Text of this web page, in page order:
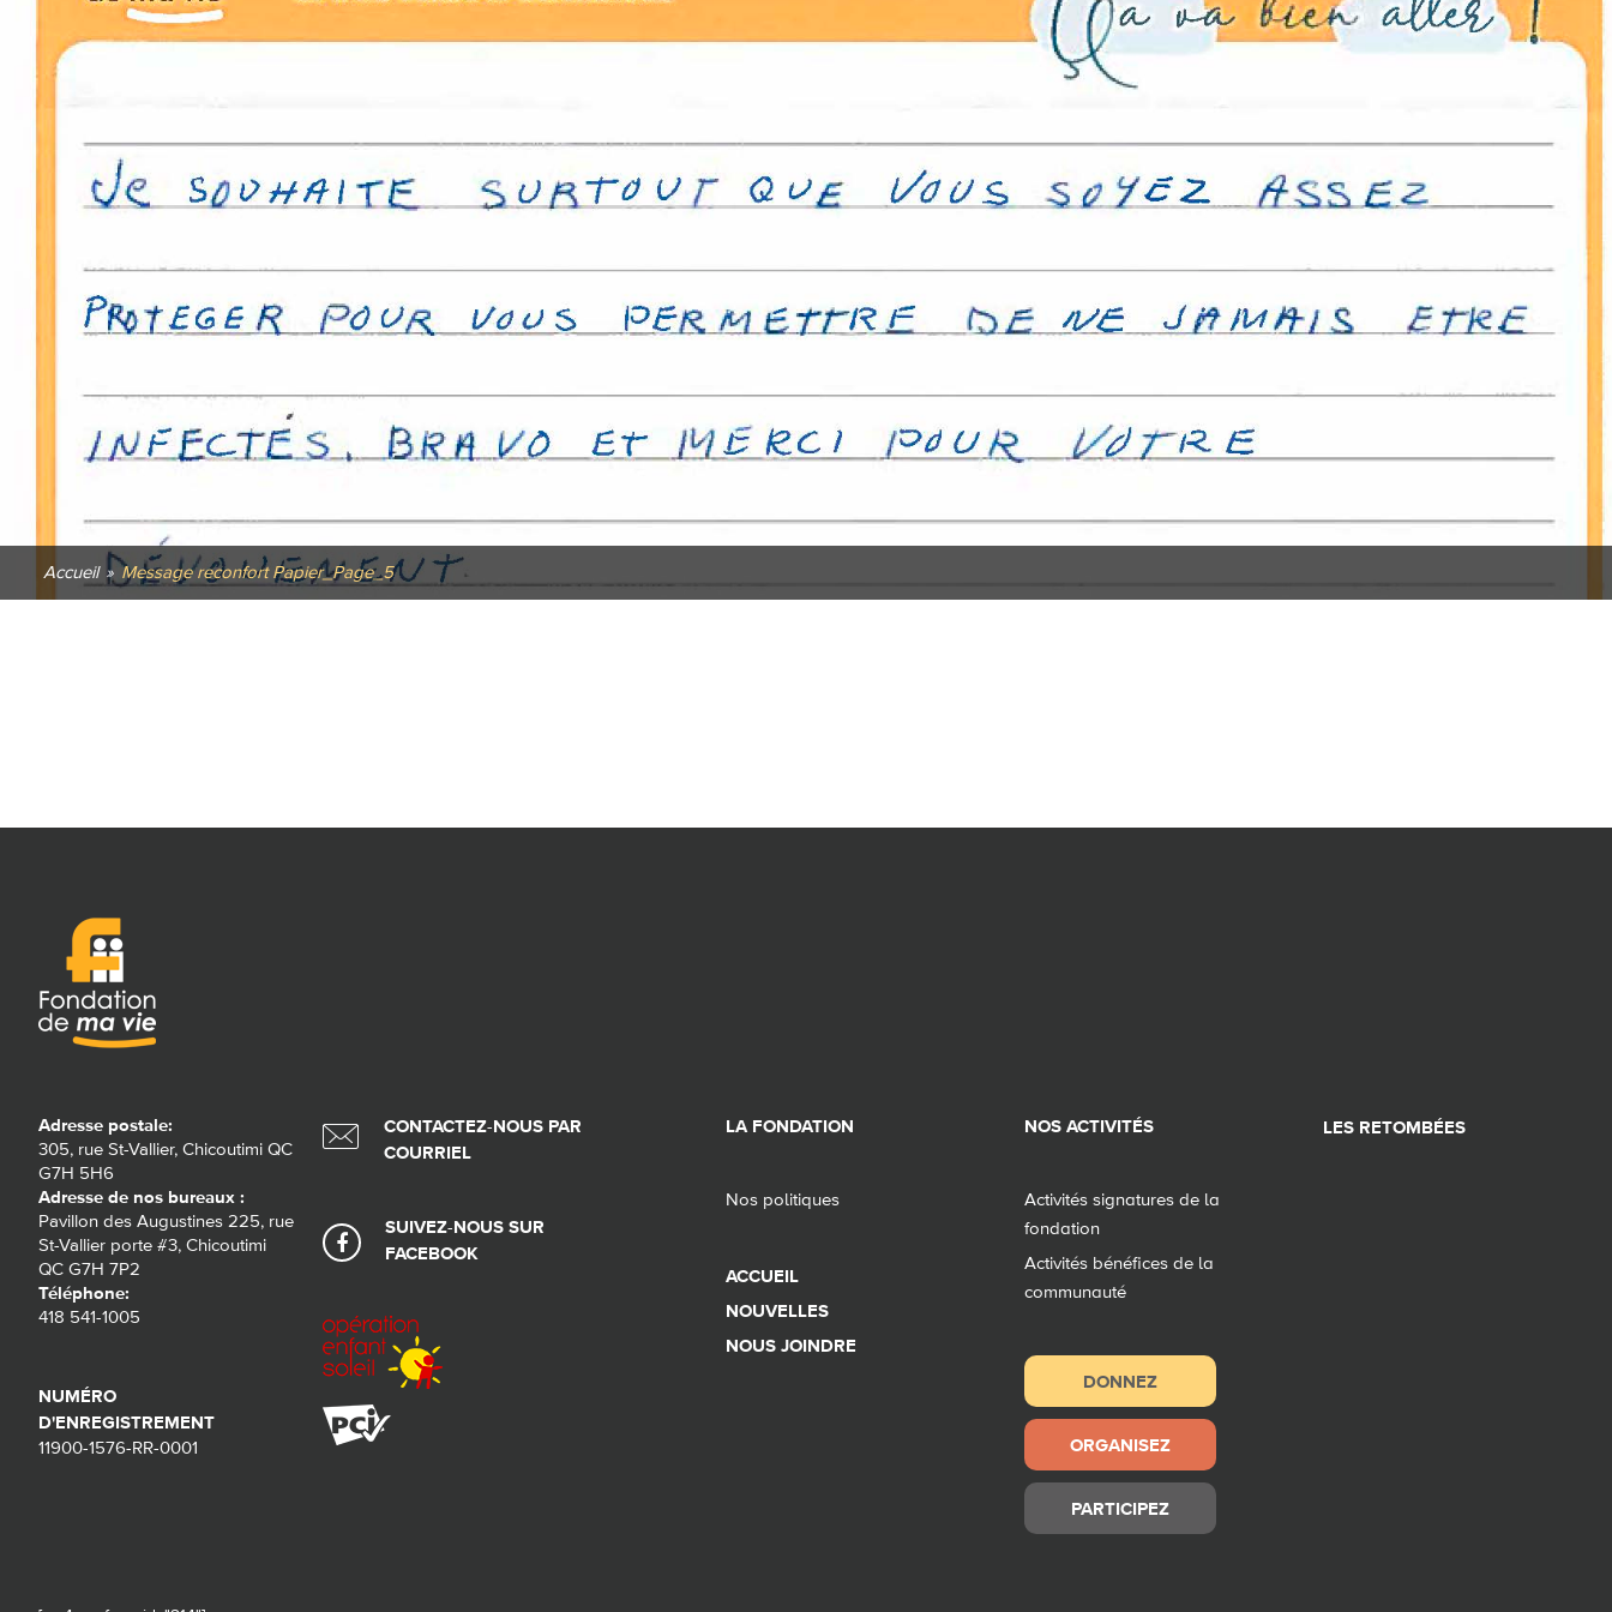
Accueil » Message reconfort Papier_Page_5
Adresse postale:
305, rue St-Vallier, Chicoutimi QC
G7H 5H6
Adresse de nos bureaux :
Pavillon des Augustines 225, rue
St-Vallier porte #3, Chicoutimi
QC G7H 7P2
Téléphone:
418 541-1005
NUMÉRO
D'ENREGISTREMENT
11900-1576-RR-0001
CONTACTEZ-NOUS PAR
COURRIEL
SUIVEZ-NOUS SUR
FACEBOOK
LA FONDATION
Nos politiques
ACCUEIL
NOUVELLES
NOUS JOINDRE
NOS ACTIVITÉS
Activités signatures de la
fondation
Activités bénéfices de la
communauté
DONNEZ
ORGANISEZ
PARTICIPEZ
LES RETOMBÉES